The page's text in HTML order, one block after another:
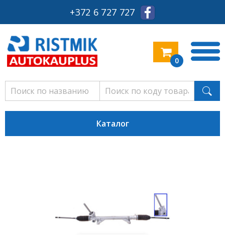
+372 6 727 727
0
Каталог